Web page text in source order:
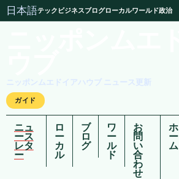
日本語テック ビジネスブログローカルワールド政治
ニッポンムエドイアハウブ ニュース更新
ガイド
ニュ
ース
レタ
ー
ロ
ー
カ
ル
ブ
ロ
グ
ワ
ー
ル
ド
お
問
い
合
わ
せ
ホ
ー
ム